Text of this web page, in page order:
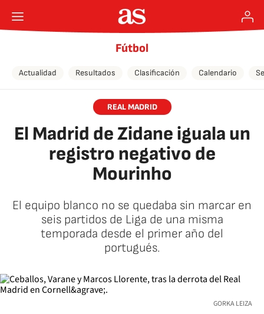
Fútbol
Actualidad Resultados Clasificación Calendario
REAL MADRID
El Madrid de Zidane iguala un
registro negativo de
Mourinho
El equipo blanco no se quedaba sin marcar en
seis partidos de Liga de una misma
temporada desde el primer año del
portugués.
GORKA LEIZA